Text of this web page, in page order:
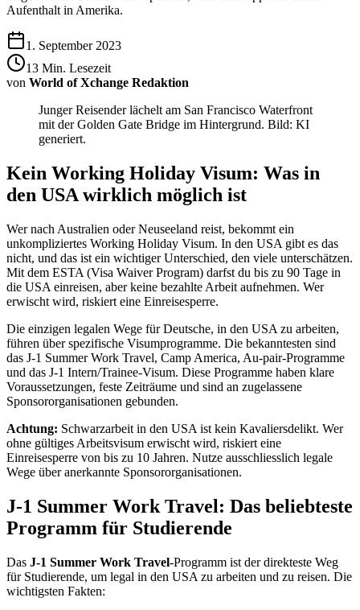
Aufenthalt in Amerika.
1. September 2023
13 Min. Lesezeit
von World of Xchange Redaktion
Junger Reisender lächelt am San Francisco Waterfront
mit der Golden Gate Bridge im Hintergrund. Bild: KI
generiert.
Kein Working Holiday Visum: Was in
den USA wirklich möglich ist
Wer nach Australien oder Neuseeland reist, bekommt ein
unkompliziertes Working Holiday Visum. In den USA gibt es das
nicht, und das ist ein wichtiger Unterschied, den viele unterschätzen.
Mit dem ESTA (Visa Waiver Program) darfst du bis zu 90 Tage in
die USA einreisen, aber keine bezahlte Arbeit aufnehmen. Wer
erwischt wird, riskiert eine Einreisesperre.
Die einzigen legalen Wege für Deutsche, in den USA zu arbeiten,
führen über spezifische Visumprogramme. Die bekanntesten sind
das J-1 Summer Work Travel, Camp America, Au-pair-Programme
und das J-1 Intern/Trainee-Visum. Diese Programme haben klare
Voraussetzungen, feste Zeiträume und sind an zugelassene
Sponsororganisationen gebunden.
Achtung: Schwarzarbeit in den USA ist kein Kavaliersdelikt. Wer
ohne gültiges Arbeitsvisum erwischt wird, riskiert eine
Einreisesperre von bis zu 10 Jahren. Nutze ausschliesslich legale
Wege über anerkannte Sponsororganisationen.
J-1 Summer Work Travel: Das beliebteste
Programm für Studierende
Das J-1 Summer Work Travel-Programm ist der direkteste Weg
für Studierende, um legal in den USA zu arbeiten und zu reisen. Die
wichtigsten Fakten: